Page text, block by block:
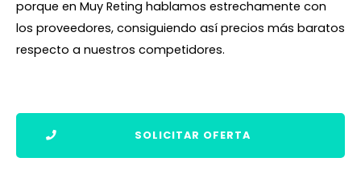
porque en Muy Reting hablamos estrechamente con
los proveedores, consiguiendo así precios más baratos
respecto a nuestros competidores.
SOLICITAR OFERTA